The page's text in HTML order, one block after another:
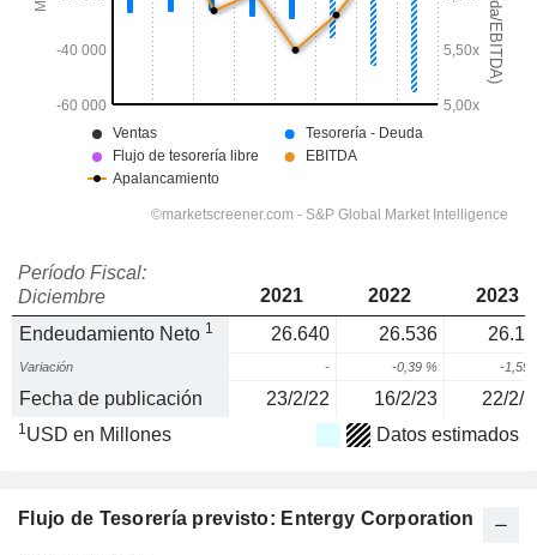
Período Fiscal:
Diciembre
2021 2022
2023
Endeudamiento Neto 1 26.640 26.536
Variación - -0,39 % -1,59
Fecha de publicación 23/2/22 16/2/23 22/2/
1USD en Millones Datos estimados
Flujo de Tesorería previsto: Entergy Corporation